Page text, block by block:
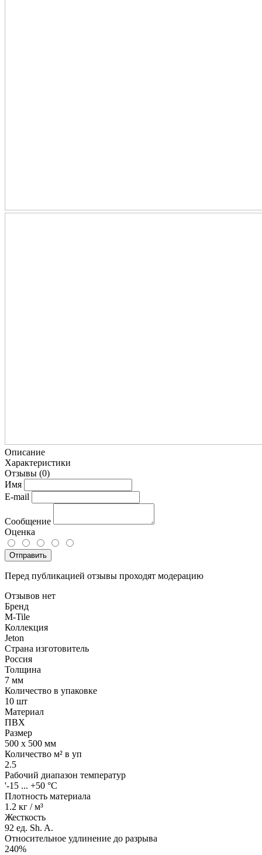
Описание
Характеристики
Отзывы (0)
Имя
E-mail
Сообщение
Оценка
Отправить
Перед публикацией отзывы проходят модерацию
Отзывов нет
Бренд
M-Tile
Коллекция
Jeton
Страна изготовитель
Россия
Толщина
7 мм
Количество в упаковке
10 шт
Материал
ПВХ
Размер
500 x 500 мм
Количество м² в уп
2.5
Рабочий диапазон температур
'-15 ... +50 °С
Плотность материала
1.2 кг / м³
Жесткость
92 ед. Sh. A.
Относительное удлинение до разрыва
240%